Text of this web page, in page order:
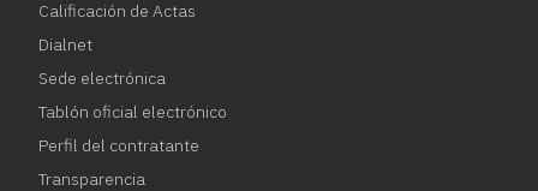
Calificación de Actas
Dialnet
Sede electrónica
Tablón oficial electrónico
Perfil del contratante
Transparencia